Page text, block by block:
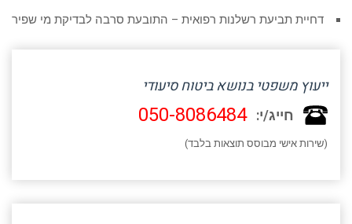
דחיית תביעת רשלנות רפואית – התובעת סרבה לבדיקת מי שפיר
ייעוץ משפטי בנושא ביטוח סיעודי
חייג/י: 050-8086484
(שירות אישי מבוסס תוצאות בלבד)